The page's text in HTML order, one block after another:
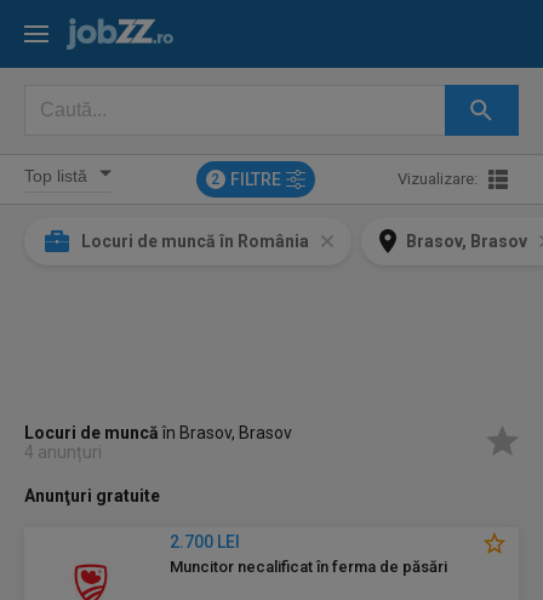
2 FILTRE Vizualizare:
Locuri de muncă în România Brasov, Brasov
Locuri de muncăîn Brasov, Brasov
4 anunțuri
Anunţuri gratuite
2.700 LEI
Muncitor necalificat în ferma de păsări